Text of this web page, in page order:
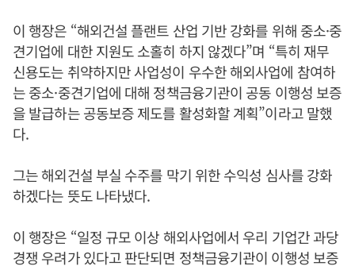
이 행장은 “해외건설 플랜트 산업 기반 강화를 위해 중소·중
견기업에 대한 지원도 소홀히 하지 않겠다”며 “특히 재무
신용도는 취약하지만 사업성이 우수한 해외사업에 참여하
는 중소·중견기업에 대해 정책금융기관이 공동 이행성 보증
을 발급하는 공동보증 제도를 활성화할 계획”이라고 말했
다.
그는 해외건설 부실 수주를 막기 위한 수익성 심사를 강화
하겠다는 뜻도 나타냈다.
이 행장은 “일정 규모 이상 해외사업에서 우리 기업간 과당
경쟁 우려가 있다고 판단되면 정책금융기관이 이행성 보증